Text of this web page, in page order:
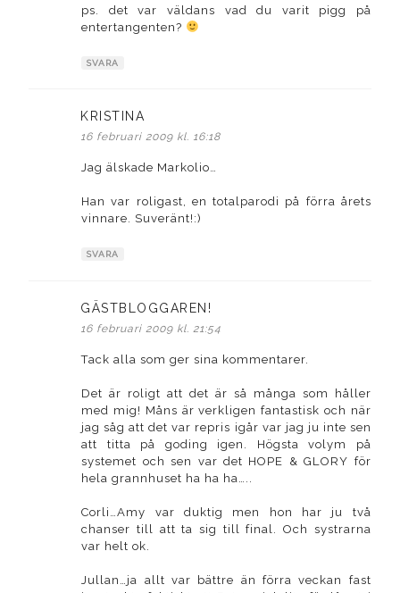
ps. det var väldans vad du varit pigg på
entertangenten?
SVARA
KRISTINA
16 februari 2009 kl. 16:18
Jag älskade Markolio…
Han var roligast, en totalparodi på förra årets
vinnare. Suveränt!:)
SVARA
GÄSTBLOGGAREN!
16 februari 2009 kl. 21:54
Tack alla som ger sina kommentarer.
Det är roligt att det är så många som håller
med mig! Måns är verkligen fantastisk och när
jag såg att det var repris igår var jag ju inte sen
att titta på goding igen. Högsta volym på
systemet och sen var det HOPE & GLORY för
hela grannhuset ha ha ha…..
Corli…Amy var duktig men hon har ju två
chanser till att ta sig till final. Och systrarna
var helt ok.
Jullan…ja allt var bättre än förra veckan fast